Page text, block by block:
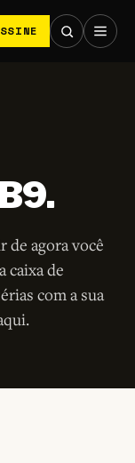
de agora você
caixa de
com a sua